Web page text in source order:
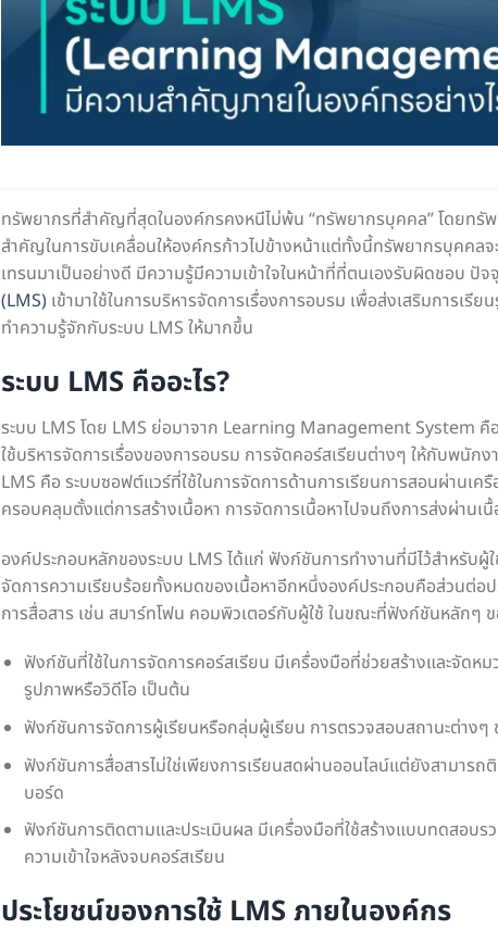
ทรัพยากรที่สำคัญที่สุดในองค์กรคงหนีไม่พ้น “ทรัพยากรบุคคล” โดยท
สำคัญในการขับเคลื่อนให้องค์กรก้าวไปข้างหน้าแต่ทั้งนี้ทรัพยากรบุคคล
เทรนมาเป็นอย่างดี มีความรู้มีความเข้าใจในหน้าที่ที่ตนเองรับผิดชอบ ปั
(LMS) เข้ามาใช้ในการบริหารจัดการเรื่องการอบรม เพื่อส่งเสริมการเรี
ทำความรู้จักกับระบบ LMS ให้มากขึ้น
ระบบ LMS คืออะไร?
ระบบ LMS โดย LMS ย่อมาจาก Learning Management System คื
ใช้บริหารจัดการเรื่องของการอบรม การจัดคอร์สเรียนต่างๆ ให้กับพนัก
LMS คือ ระบบซอฟต์แวร์ที่ใช้ในการจัดการด้านการเรียนการสอนผ่านเค
ครอบคลุมตั้งแต่การสร้างเนื้อหา การจัดการเนื้อหาไปจนถึงการส่งผ่านเนื้
องค์ประกอบหลักของระบบ LMS ได้แก่ ฟังก์ชันการทำงานที่มีไว้สำหรับผู้
จัดการความเรียบร้อยทั้งหมดของเนื้อหาอีกหนึ่งองค์ประกอบคือส่วนต่
การสื่อสาร เช่น สมาร์ทโฟน คอมพิวเตอร์กับผู้ใช้ ในขณะที่ฟังก์ชันหลักๆ
ฟังก์ชันที่ใช้ในการจัดการคอร์สเรียน มีเครื่องมือที่ช่วยสร้างและจัด
รูปภาพหรือวิดีโอ เป็นต้น
ฟังก์ชันการจัดการผู้เรียนหรือกลุ่มผู้เรียน การตรวจสอบสถานะต่างๆ
ฟังก์ชันการสื่อสารไม่ใช่เพียงการเรียนสดผ่านออนไลน์แต่ยังสามาร
บอร์ด
ฟังก์ชันการติดตามและประเมินผล มีเครื่องมือที่ใช้สร้างแบบทดสอบร
ความเข้าใจหลังจบคอร์สเรียน
ประโยชน์ของการใช้ LMS ภายในองค์กร